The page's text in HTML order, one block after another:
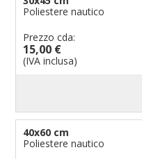
Poliestere nautico
Prezzo cda:
15,00 €
(IVA inclusa)
40x60 cm
Poliestere nautico